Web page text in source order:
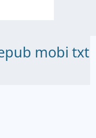
mobi txt